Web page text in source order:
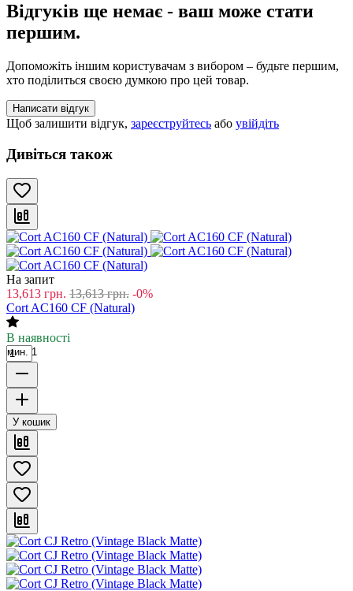
Відгуків ще немає - ваш може стати
першим.
Допоможіть іншим користувачам з вибором – будьте першим,
хто поділиться своєю думкою про цей товар.
Написати відгук
Щоб залишити відгук, зареєструйтесь або увійдіть
Дивіться також
На запит
13,613 грн. 13,613 грн. -0%
Cort AC160 CF (Natural)
В наявності
мин. 1
У кошик